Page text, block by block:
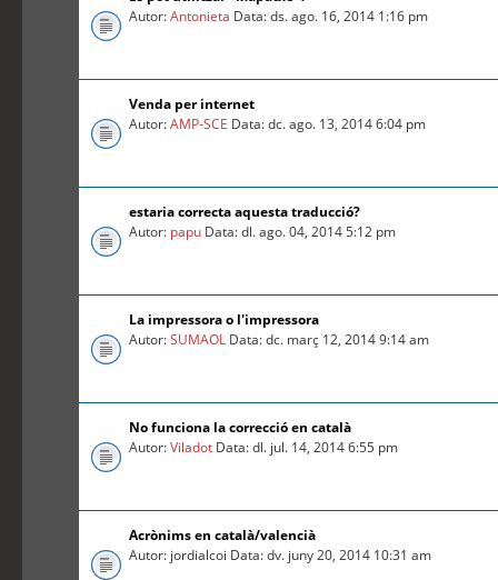
Autor:Antonieta Data: ds. ago. 16, 2014 1:16 pm
Venda per internet
Autor:AMP-SCE Data: dc. ago. 13, 2014 6:04 pm
estaria correcta aquesta traducció?
Autor: papu Data: dl. ago. 04, 2014 5:12 pm
La impressora o l'impressora
Autor:SUMAOL Data: dc. març 12, 2014 9:14 am
No funciona la correcció en català
Autor:Viladot Data: dl. jul. 14, 2014 6:55 pm
Acrònims en català/valencià
Autor: jordialcoi Data: dv. juny 20, 2014 10:31 am